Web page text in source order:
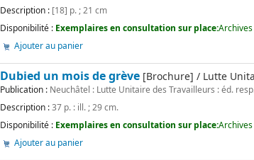
Description : [18] p. ; 21 cm
Disponibilité : Exemplaires en consultation sur place:
Ajouter au panier
Dubied un mois de grève [Brochure] / Lutte
Publication : Neuchâtel : Lutte Unitaire des Travailleurs : éd.
Description :37 p. : ill. ; 29 cm.
Disponibilité : Exemplaires en consultation sur place:
Ajouter au panier